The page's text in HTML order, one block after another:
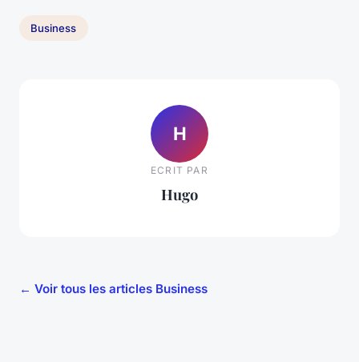
Business
H
ECRIT PAR
Hugo
← Voir tous les articles Business